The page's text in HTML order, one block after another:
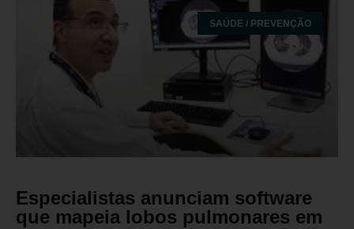
SAÚDE / PREVENÇÃO
Especialistas anunciam software
que mapeia lobos pulmonares em